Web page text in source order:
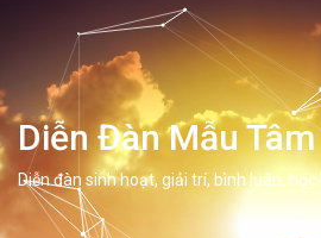
Diễn Đàn Mẫu Tâm
Diễn đàn sinh hoạt, giải trí, bình luân, học